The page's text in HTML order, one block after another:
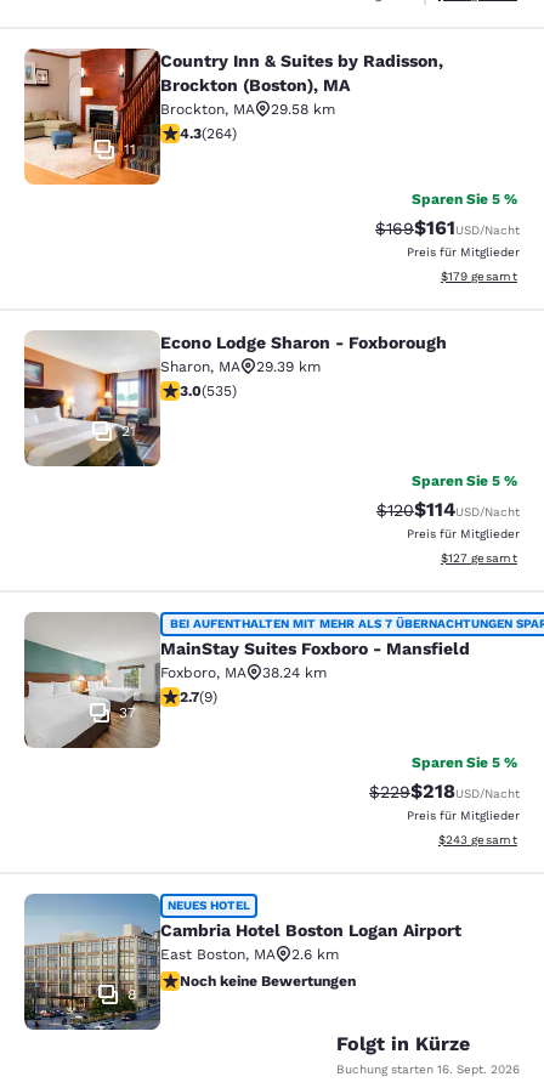
Country Inn & Suites by Radisson,
11
Country Inn & Suites by Radisson,
Brockton (Boston), MA
Brockton, MA
29.58 km
4.28-Sterne-Bewertung. Hervorragend. 264
4.3(264)
Sparen Sie 5 %
Durchgestrichener
$169Vergünstigter
$161USD/Nacht
Preis für Mitglieder
Geschätzte
$179 gesamt
Econo Lodge Sharon - Foxborough
21
Econo Lodge Sharon - Foxborough
Sharon, MA
29.39 km
3.01-Sterne-Bewertung. Mittelmäßig. 535 Bewertungen
3.0(535)
Sparen Sie 5 %
Durchgestrichener
$120Vergünstigter
$114USD/Nacht
Preis für Mitglieder
Geschätzte
$127 gesamt
MainStay Suites Foxboro -
37
BEI AUFENTHALTEN MIT MEHR ALS 7 ÜBERNACHTUNGEN
MainStay Suites Foxboro - Mansfield
Foxboro, MA
38.24 km
2.67-Sterne-Bewertung. Mittelmäßig. 9 Bewertungen
2.7(9)
Sparen Sie 5 %
Durchgestrichener
$229Vergünstigter
$218USD/Nacht
Preis für Mitglieder
Geschätzte
$243 gesamt
Cambria Hotel Boston Logan Airport
8
NEUES HOTEL
Cambria Hotel Boston Logan Airport
East Boston, MA
2.6 km
Noch keine Bewertungen
Noch keine Bewertungen
Folgt in Kürze
Buchung starten 16. Sept. 2026